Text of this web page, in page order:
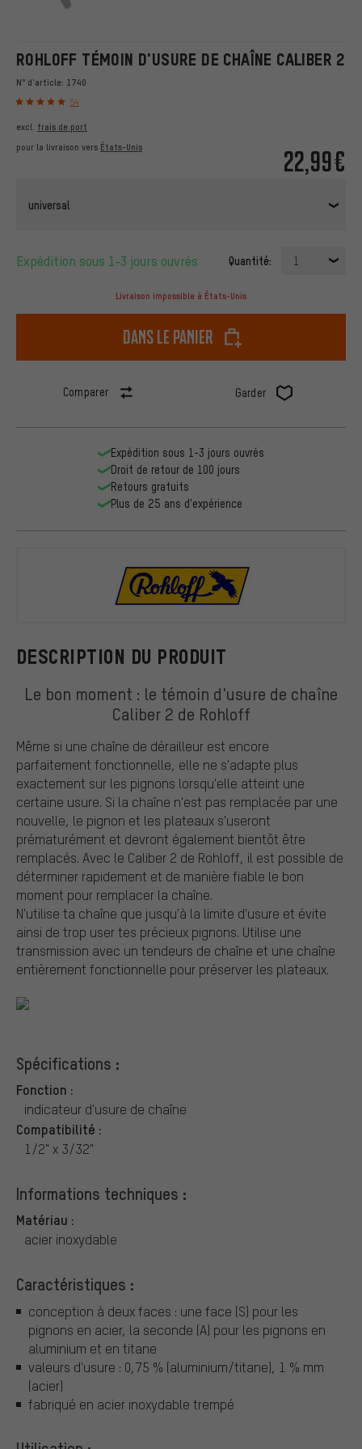
ROHLOFF TÉMOIN D'USURE DE CHAÎNE CALIBER 2
N° d'article: 1740
54
22,99€
excl. frais de port
pour la livraison vers États-Unis
universal
Expédition sous 1-3 jours ouvrés Quantité: 1
Livraison impossible à États-Unis
dans le panier
Comparer Garder
DESCRIPTION DU PRODUIT
Le bon moment : le témoin d'usure de chaîne
Caliber 2 de Rohloff
Même si une chaîne de dérailleur est encore
parfaitement fonctionnelle, elle ne s'adapte plus
exactement sur les pignons lorsqu'elle atteint une
certaine usure. Si la chaîne n'est pas remplacée par une
nouvelle, le pignon et les plateaux s'useront
prématurément et devront également bientôt être
remplacés. Avec le Caliber 2 de Rohloff, il est possible de
déterminer rapidement et de manière fiable le bon
moment pour remplacer la chaîne.
N'utilise ta chaîne que jusqu'à la limite d'usure et évite
ainsi de trop user tes précieux pignons. Utilise une
transmission avec un tendeurs de chaîne et une chaîne
entièrement fonctionnelle pour préserver les plateaux.
Spécifications :
Fonction :
indicateur d'usure de chaîne
Compatibilité :
1/2" x 3/32"
Informations techniques :
Matériau :
acier inoxydable
Caractéristiques :
conception à deux faces : une face (S) pour les
pignons en acier, la seconde (A) pour les pignons en
aluminium et en titane
valeurs d'usure : 0,75 % (aluminium/titane), 1 % mm
(acier)
fabriqué en acier inoxydable trempé
Expédition sous 1-3 jours ouvrés
Droit de retour de 100 jours
Retours gratuits
Plus de 25 ans d'expérience